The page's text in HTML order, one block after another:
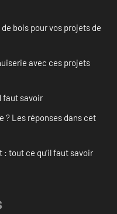
bois pour vos projets de
avec ces projets
faut savoir
? Les réponses dans cet
tout ce qu’il faut savoir